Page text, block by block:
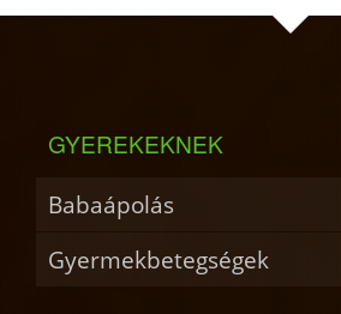
GYEREKEKNEK
Babaápolás
Gyermekbetegségek